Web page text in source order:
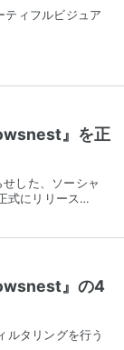
ティフルビジュア
』を正
した、ソーシャ
式にリリース…
』の4
ルタリングを行う